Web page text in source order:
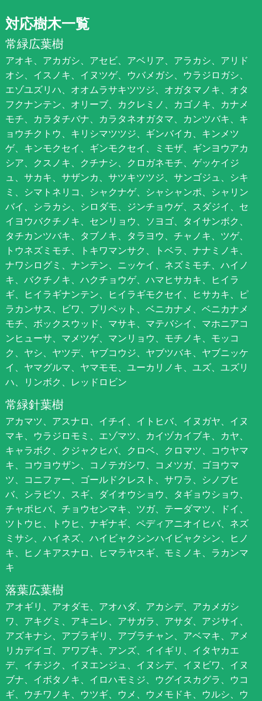
対応樹木一覧
常緑広葉樹
アオキ、アカガシ、アセビ、アベリア、アラカシ、アリド
オシ、イスノキ、イヌツゲ、ウバメガシ、ウラジロガシ、
エゾユズリハ、オオムラサキツツジ、オガタマノキ、オタ
フクナンテン、オリーブ、カクレミノ、カゴノキ、カナメ
モチ、カラタチバナ、カラタネオガタマ、カンツバキ、キ
ョウチクトウ、キリシマツツジ、ギンバイカ、キンメツ
ゲ、キンモクセイ、ギンモクセイ、ミモザ、ギンヨウアカ
シア、クスノキ、クチナシ、クロガネモチ、ゲッケイジ
ュ、サカキ、サザンカ、サツキツツジ、サンゴジュ、シキ
ミ、シマトネリコ、シャクナゲ、シャシャンポ、シャリン
バイ、シラカシ、シロダモ、ジンチョウゲ、スダジイ、セ
イヨウバクチノキ、センリョウ、ソヨゴ、タイサンボク、
タチカンツバキ、タブノキ、タラヨウ、チャノキ、ツゲ、
トウネズミモチ、トキワマンサク、トベラ、ナナミノキ、
ナワシログミ、ナンテン、ニッケイ、ネズミモチ、ハイノ
キ、バクチノキ、ハクチョウゲ、ハマヒサカキ、ヒイラ
ギ、ヒイラギナンテン、ヒイラギモクセイ、ヒサカキ、ピ
ラカンサス、ビワ、プリペット、ベニカナメ、ベニカナメ
モチ、ボックスウッド、マサキ、マテバシイ、マホニアコ
ンヒューサ、マメツゲ、マンリョウ、モチノキ、モッコ
ク、ヤシ、ヤツデ、ヤブコウジ、ヤブツバキ、ヤブニッケ
イ、ヤマグルマ、ヤマモモ、ユーカリノキ、ユズ、ユズリ
ハ、リンボク、レッドロビン
常緑針葉樹
アカマツ、アスナロ、イチイ、イトヒバ、イヌガヤ、イヌ
マキ、ウラジロモミ、エゾマツ、カイヅカイブキ、カヤ、
キャラボク、クジャクヒバ、クロベ、クロマツ、コウヤマ
キ、コウヨウザン、コノテガシワ、コメツガ、ゴヨウマ
ツ、コニファー、ゴールドクレスト、サワラ、シノブヒ
バ、シラビソ、スギ、ダイオウショウ、タギョウショウ、
チャボヒバ、チョウセンマキ、ツガ、テーダマツ、ドイ、
ツトウヒ、トウヒ、ナギナギ、ペディアニオイヒバ、ネズ
ミサシ、ハイネズ、ハイビャクシンハイビャクシン、ヒノ
キ、ヒノキアスナロ、ヒマラヤスギ、モミノキ、ラカンマ
キ
落葉広葉樹
アオギリ、アオダモ、アオハダ、アカシデ、アカメガシ
ワ、アキグミ、アキニレ、アサガラ、アサダ、アジサイ、
アズキナシ、アブラギリ、アブラチャン、アベマキ、アメ
リカデイゴ、アワブキ、アンズ、イイギリ、イタヤカエ
デ、イチジク、イヌエンジュ、イヌシデ、イヌビワ、イヌ
ブナ、イボタノキ、イロハモミジ、ウグイスカグラ、ウコ
ギ、ウチワノキ、ウツギ、ウメ、ウメモドキ、ウルシ、ウ